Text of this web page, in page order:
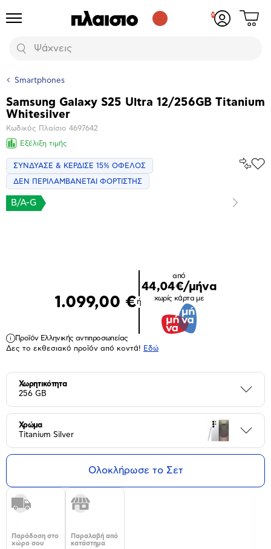
Προϊόντα
Αναζήτηση
Δες
Smartphones
Βασικά
χαρακτηριστικά
Samsung Galaxy S25 Ultra 12/256GB Titanium
Whitesilver
Κωδικός Πλαίσιο 4697642
Εξέλιξη τιμής
ΣΥΝΔΥΑΣΕ & ΚΕΡΔΙΣΕ 15% ΟΦΕΛΟΣ
ΔΕΝ ΠΕΡΙΛΑΜΒΑΝΕΤΑΙ ΦΟΡΤΙΣΤΗΣ
Επόμενο
B/A-G
1.099,00 €ή
από
44,04€/μήνα
χωρίς κάρτα με
Προϊόν Ελληνικής αντιπροσωπείας
Δες το εκθεσιακό προϊόν από κοντά! Eδώ
Χωρητικότητα
256 GB
Χρώμα
Titanium Silver
Ολοκλήρωσε το Σετ
Παράδοση στο
χώρο σου
Παραλαβή από
κατάστημα